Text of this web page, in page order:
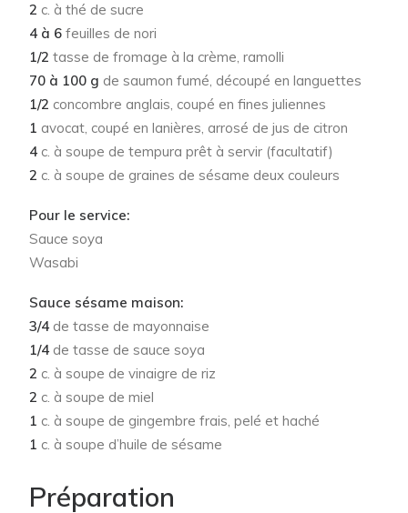
2 c. à thé de sucre
4 à 6 feuilles de nori
1/2 tasse de fromage à la crème, ramolli
70 à 100 g de saumon fumé, découpé en languettes
1/2 concombre anglais, coupé en fines juliennes
1 avocat, coupé en lanières, arrosé de jus de citron
4 c. à soupe de tempura prêt à servir (facultatif)
2 c. à soupe de graines de sésame deux couleurs
Pour le service:
Sauce soya
Wasabi
Sauce sésame maison:
3/4 de tasse de mayonnaise
1/4 de tasse de sauce soya
2 c. à soupe de vinaigre de riz
2 c. à soupe de miel
1 c. à soupe de gingembre frais, pelé et haché
1 c. à soupe d’huile de sésame
Préparation